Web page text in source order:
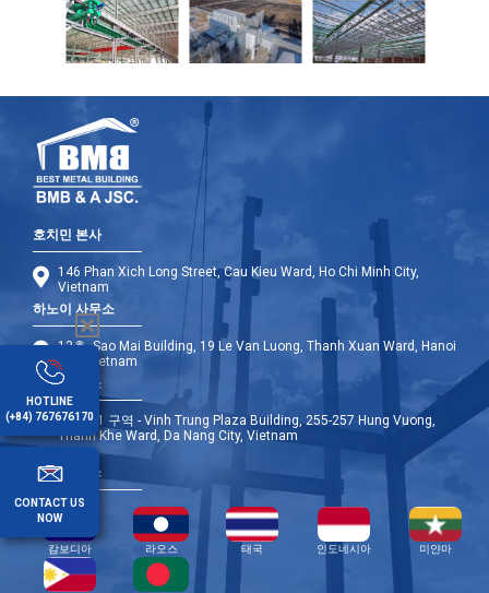
호치민 본사
146 Phan Xich Long Street, Cau Kieu Ward, Ho Chi Minh City,
Vietnam
하노이 사무소
12층, Sao Mai Building, 19 Le Van Luong, Thanh Xuan Ward, Hanoi
City, Vietnam
다낭 사무소
9층 - A1 구역 - Vinh Trung Plaza Building, 255-257 Hung Vuong,
Thanh Khe Ward, Da Nang City, Vietnam
해외 사무소
캄보디아 라오스 태국 인도네시아 미얀마
HOTLINE
(+84) 767676170
CONTACT US
NOW